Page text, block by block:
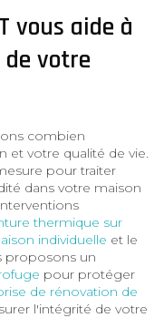
vous aide à
votre
combien
et votre qualité de vie.
pour traiter
dans votre maison
thermique sur
individuelle et le
proposons un
pour protéger
de rénovation de
l'intégrité de votre